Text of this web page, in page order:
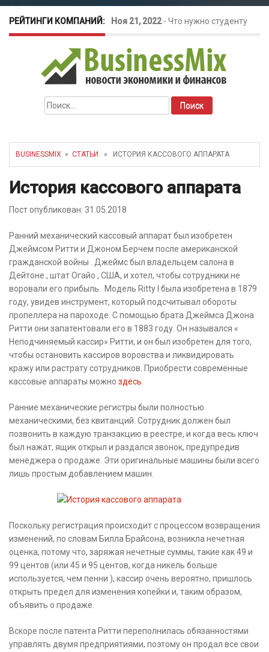
РЕЙТИНГИ КОМПАНИЙ: Ноя 21, 2022- Что нужно студенту
для открытия бизнеса?
Окт 26, 2022-Телефония для
amoCRM: лучшие инструменты для
бизнеса
Найти:
BUSINESSMIX » СТАТЬИ » ИСТОРИЯ КАССОВОГО АППАРАТА
История кассового аппарата
Пост опубликован: 31.05.2018
Ранний механический кассовый аппарат был изобретен
Джеймсом Ритти и Джоном Берчем после американской
гражданской войны . Джеймс был владельцем салона в
Дейтоне , штат Огайо , США, и хотел, чтобы сотрудники не
воровали его прибыль. Модель Ritty I была изобретена в 1879
году, увидев инструмент, который подсчитывал обороты
пропеллера на пароходе. С помощью брата Джеймса Джона
Ритти они запатентовали его в 1883 году. Он назывался «
Неподчиняемый кассир» Ритти, и он был изобретен для того,
чтобы остановить кассиров воровства и ликвидировать
кражу или растрату сотрудников. Приобрести современные
кассовые аппараты можно здесь
Ранние механические регистры были полностью
механическими, без квитанций. Сотрудник должен был
позвонить в каждую транзакцию в реестре, и когда весь ключ
был нажат, ящик открыл и раздался звонок, предупредив
менеджера о продаже. Эти оригинальные машины были всего
лишь простым добавлением машин.
Поскольку регистрация происходит с процессом возвращения
изменений, по словам Билла Брайсона, возникла нечетная
оценка, потому что, заряжая нечетные суммы, такие как 49 и
99 центов (или 45 и 95 центов, когда никель больше
используется, чем пенни ), кассир очень вероятно, пришлось
открыть предел для изменения копейки и, таким образом,
объявить о продаже.
Вскоре после патента Ритти переполнилась обязанностями
управлять двумя предприятиями, поэтому он продал все свои